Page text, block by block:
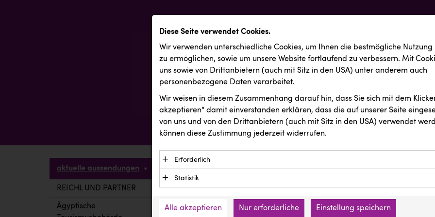
aktuelle aussendungen
REICHL UND PARTNER
Ägyptische
Diese Seite verwendet Cookies.
Wir verwenden unterschiedliche Cookies, um Ihnen die best­mögliche Nutzung
zu ermöglichen, sowie um unsere Website fortlaufend zu verbessern. Mit
uns sowie von Drittanbietern (auch mit Sitz in den USA) unter anderem auch
personenbezogene Daten verarbeitet.
Wir weisen in diesem Zusammenhang darauf hin, dass Sie sich mit dem
akzeptieren“ damit ein­ver­standen erklären, dass die auf unserer Seite
von uns und von den Drittanbietern (auch mit Sitz in den USA) verwendet
können diese Zustimmung jederzeit widerrufen.
Erforderlich
Essenzielle Cookies ermöglichen grundlegende Funktionen und sind für die
Funktion der Website erforderlich. Diese Cookies speichern keine
Daten und werden an keine Dritten übermittelt.
Anbieter: Eigentümer der Website (Erstanbieter)
Statistik
verstehen, wie unsere Besucher unsere Website nutzen.
Alle akzeptieren Nur erforderliche Einstellung speichern